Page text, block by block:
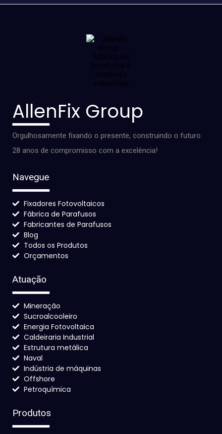
AllenFix Group
Orgulhosamente fixando o presente, construindo o futuro.
28 anos de compromisso com a excelência!
Navegue
Fixadores Fotovoltaicos
Fábrica de Parafusos
Fabricantes de Parafusos
Blog
Todos os Produtos
Orçamentos
Atuação
Mineração
Sucroalcooleiro
Energia Fotovoltaica
Caldeiraria Industrial
Estrutura metálica
Naval
Indústria de máquinas
Offshore
Petroquímica
Produtos